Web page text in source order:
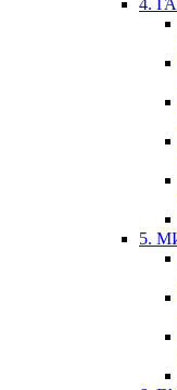
4.
5.